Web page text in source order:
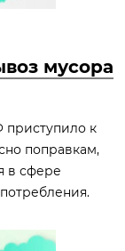
мусора
приступило к
поправкам,
в сфере